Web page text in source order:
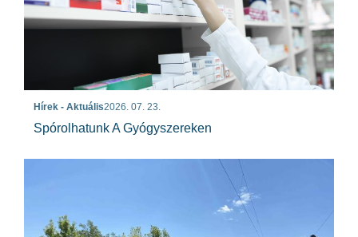
Hírek - Aktuális2026. 07. 23.
Spórolhatunk A Gyógyszereken